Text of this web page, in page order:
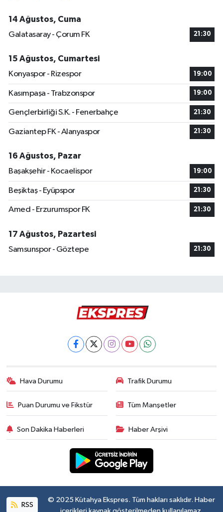
14 Ağustos, Cuma
Galatasaray - Çorum FK
21:30
15 Ağustos, Cumartesi
Konyaspor - Rizespor
19:00
Kasımpaşa - Trabzonspor 19:00
Gençlerbirliği S.K. - Fenerbahçe 21:30
Gaziantep FK - Alanyaspor 21:30
16 Ağustos, Pazar
Başakşehir - Kocaelispor
19:00
Beşiktaş - Eyüpspor 21:30
Amed - Erzurumspor FK 21:30
17 Ağustos, Pazartesi
Samsunspor - Göztepe
21:30
Hava Durumu Trafik Durumu
Puan Durumu ve Fikstür Tüm Manşetler
Son Dakika Haberleri Haber Arşivi
RSS
© 2025 Kütahya Ekspres. Tüm hakları saklıdır. Haber
içerikleri kaynak gösterilmeden kullanılamaz.